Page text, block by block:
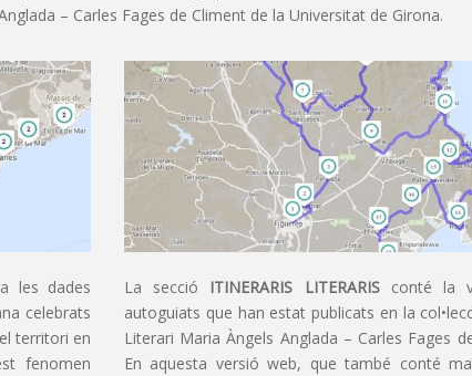
– Carles Fages de Climent de la Universitat de Girona.
les dades
celebrats
territori en
fenomen
La secció ITINERARIS LITERARISconté la
autoguiats que han estat publicats en la
Literari Maria Àngels Anglada – Carles Fages
En aquesta versió web, que també conté